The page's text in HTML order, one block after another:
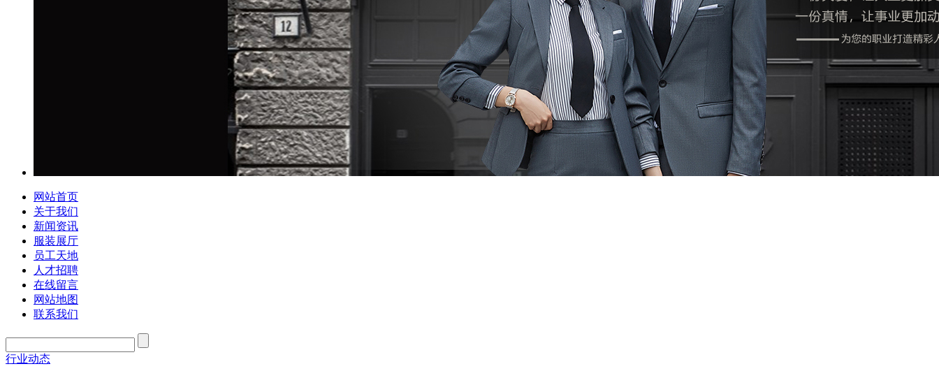
网站首页
关于我们
新闻资讯
服装展厅
员工天地
人才招聘
在线留言
网站地图
联系我们
行业动态